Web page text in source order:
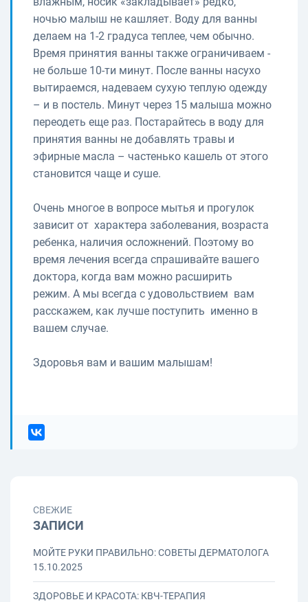
ночью малыш не кашляет. Воду для ванны
делаем на 1-2 градуса теплее, чем обычно.
Время принятия ванны также ограничиваем -
не больше 10-ти минут. После ванны насухо
вытираемся, надеваем сухую теплую одежду
– и в постель. Минут через 15 малыша можно
переодеть еще раз. Постарайтесь в воду для
принятия ванны не добавлять травы и
эфирные масла – частенько кашель от этого
становится чаще и суше.
Очень многое в вопросе мытья и прогулок
зависит от характера заболевания, возраста
ребенка, наличия осложнений. Поэтому во
время лечения всегда спрашивайте вашего
доктора, когда вам можно расширить
режим. А мы всегда с удовольствием вам
расскажем, как лучше поступить именно в
вашем случае.
Здоровья вам и вашим малышам!
СВЕЖИЕ
ЗАПИСИ
МОЙТЕ РУКИ ПРАВИЛЬНО: СОВЕТЫ ДЕРМАТОЛОГА
15.10.2025
ЗДОРОВЬЕ И КРАСОТА: КВЧ-ТЕРАПИЯ